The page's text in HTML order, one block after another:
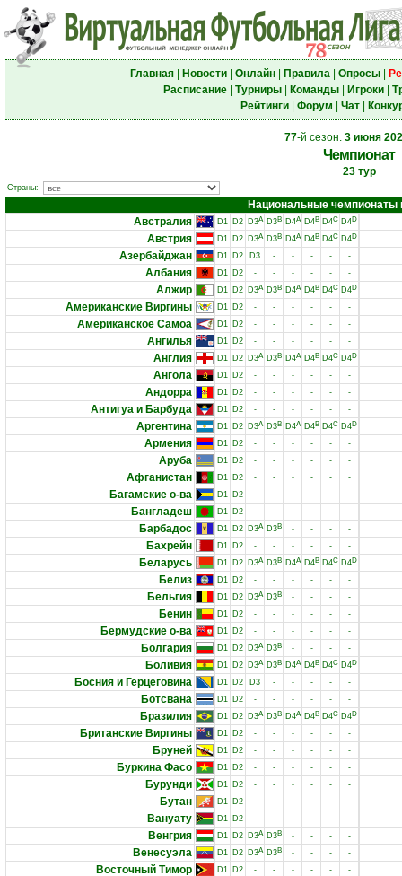
Главная| Новости| Онлайн| Правила| Опросы|
Расписание| Турниры| Команды| Игроки|
Рейтинги| Форум Чат|
77-й сезон. 3 июня
Чемпионат
23 тур
Страны:
Национальные чемпионаты
Австралия
D1 D2 D3A D3B D4A D4B D4C D4D
Австрия D1 D2 D3A D3B D4A D4B D4C D4D
Азербайджан D1 D2 D3 - - - - -
Албания D1 D2 - - - - - -
Алжир D1 D2 D3A D3B D4A D4B D4C D4D
Американские Виргины D1 D2 - - - - - -
Американское Самоа D1 D2 - - - - - -
Ангилья D1 D2 - - - - - -
Англия D1 D2 D3A D3B D4A D4B D4C D4D
Ангола D1 D2 - - - - - -
Андорра D1 D2 - - - - - -
Антигуа и Барбуда D1 D2 - - - - - -
Аргентина D1 D2 D3A D3B D4A D4B D4C D4D
Армения D1 D2 - - - - - -
Аруба D1 D2 - - - - - -
Афганистан D1 D2 - - - - - -
Багамские о-ва D1 D2 - - - - - -
Бангладеш D1 D2 - - - - - -
Барбадос D1 D2 D3A D3B - - - -
Бахрейн D1 D2 - - - - - -
Беларусь D1 D2 D3A D3B D4A D4B D4C D4D
Белиз D1 D2 - - - - - -
Бельгия D1 D2 D3A D3B - - - -
Бенин D1 D2 - - - - - -
Бермудские о-ва D1 D2 - - - - - -
Болгария D1 D2 D3A D3B - - - -
Боливия D1 D2 D3A D3B D4A D4B D4C D4D
Босния и Герцеговина D1 D2 D3 - - - - -
Ботсвана D1 D2 - - - - - -
Бразилия D1 D2 D3A D3B D4A D4B D4C D4D
Британские Виргины D1 D2 - - - - - -
Бруней D1 D2 - - - - - -
Буркина Фасо D1 D2 - - - - - -
Бурунди D1 D2 - - - - - -
Бутан D1 D2 - - - - - -
Вануату D1 D2 - - - - - -
Венгрия D1 D2 D3A D3B - - - -
Венесуэла D1 D2 D3A D3B - - - -
Восточный Тимор D1 D2 - - - - - -